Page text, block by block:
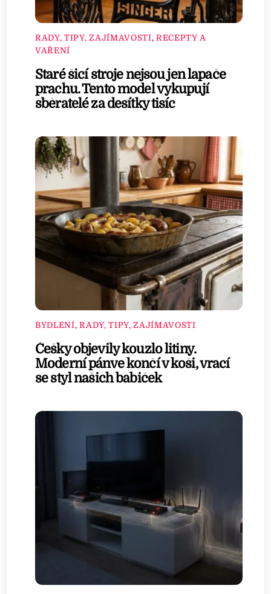
RADY, TIPY, ZAJÍMAVOSTI, RECEPTY A
VAŘENÍ
Staré šicí stroje nejsou jen lapače
prachu. Tento model vykupují
sběratelé za desítky tisíc
BYDLENÍ,RADY, TIPY, ZAJÍMAVOSTI
Češky objevily kouzlo litiny.
Moderní pánve končí v koši, vrací
se styl našich babiček